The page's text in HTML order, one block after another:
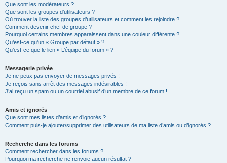
Que sont les modérateurs ?
Que sont les groupes d’utilisateurs ?
Où trouver la liste des groupes d’utilisateurs et comment les rejoindre ?
Comment devenir chef de groupe ?
Pourquoi certains membres apparaissent dans une couleur différente ?
Qu’est-ce qu’un « Groupe par défaut » ?
Qu’est-ce que le lien « L’équipe du forum » ?
Messagerie privée
Je ne peux pas envoyer de messages privés !
Je reçois sans arrêt des messages indésirables !
J’ai reçu un spam ou un courriel abusif d’un membre de ce forum !
Amis et ignorés
Que sont mes listes d’amis et d’ignorés ?
Comment puis-je ajouter/supprimer des utilisateurs de ma liste d’amis ou d’ignorés ?
Recherche dans les forums
Comment rechercher dans les forums ?
Pourquoi ma recherche ne renvoie aucun résultat ?